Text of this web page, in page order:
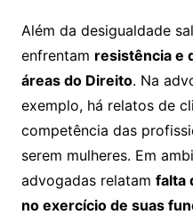
Além da desigualdade
enfrentam resistência e
áreas do Direito. Na
exemplo, há relatos de
competência das
serem mulheres. Em
advogadas relatam falta
no exercício de suas